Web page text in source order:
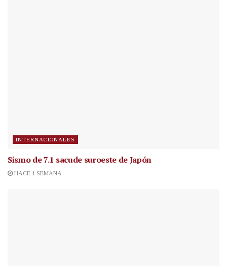
INTERNACIONALES
Sismo de 7.1 sacude suroeste de Japón
HACE 1 SEMANA